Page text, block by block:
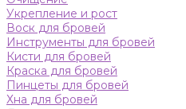
Укрепление и рост
Воск для бровей
Инструменты для бровей
Кисти для бровей
Краска для бровей
Пинцеты для бровей
Хна для бровей